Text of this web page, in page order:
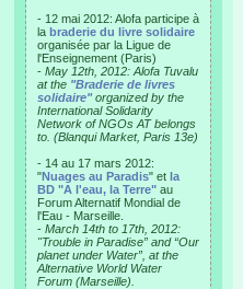
- 12 mai 2012: Alofa participe à
la braderie du livre solidaire
organisée par la Ligue de
l'Enseignement (Paris)
- May 12th, 2012: Alofa Tuvalu
at the "Braderie de livres
solidaire"organized by the
International Solidarity
Network of NGOs AT belongs
to. (Blanqui Market, Paris 13e)
- 14 au 17 mars 2012:
"Nuages au Paradis" et la
BD "A l'eau, la Terre" au
Forum Alternatif Mondial de
l'Eau - Marseille.
- March 14th to 17th, 2012:
"Trouble in Paradise” and “Our
planet under Water”, at the
Alternative World Water
Forum (Marseille).